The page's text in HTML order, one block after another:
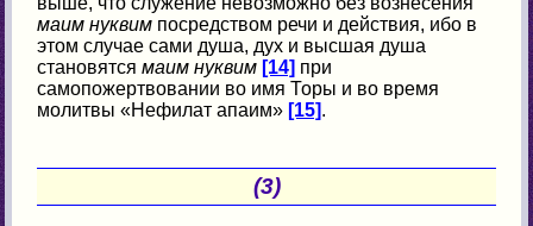
маим нуквим посредством речи и действия, ибо в
этом случае сами душа, дух и высшая душа
становятсямаим нуквим [14] при
самопожертвовании во имя Торы и во время
молитвы «Нефилат апаим» [15].
(3)